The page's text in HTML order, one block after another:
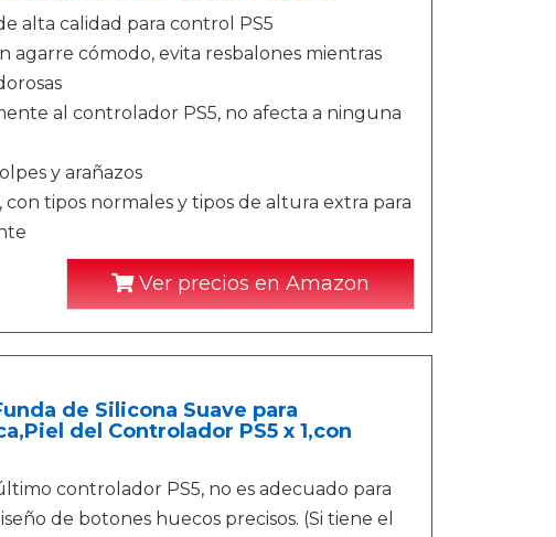
alta calidad para control PS5
cómodo, evita resbalones mientras
al controlador PS5, no afecta a ninguna
y arañazos
tipos normales y tipos de altura extra para
Ver precios en Amazon
de Silicona Suave para
del Controlador PS5 x 1,con
controlador PS5, no es adecuado para
de botones huecos precisos. (Si tiene el